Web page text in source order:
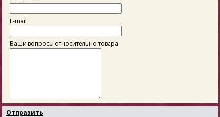
E-mail
Ваши вопросы относительно товара
Отправить